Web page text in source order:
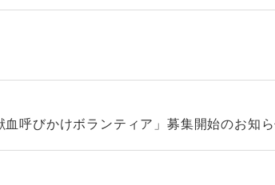
呼びかけボランティア」募集開始のお知ら